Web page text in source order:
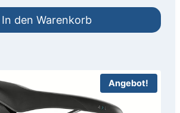
In den Warenkorb
Angebot!